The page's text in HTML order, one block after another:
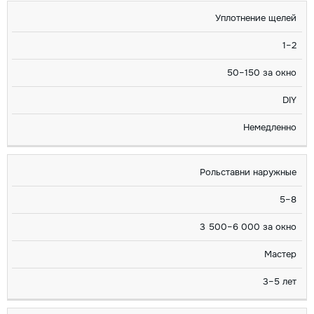
Уплотнение щелей
1–2
50–150 за окно
DIY
Немедленно
Рольставни наружные
5–8
3 500–6 000 за окно
Мастер
3–5 лет